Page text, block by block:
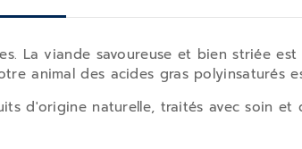
La viande savoureuse et bien striée
animal des acides gras polyinsaturés
d'origine naturelle, traités avec soin et